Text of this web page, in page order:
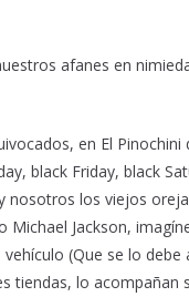
afanes en
en El Pinochini
black Friday, black
nosotros los viejos
Jackson,
(Que se lo debe
tiendas, lo acompañan